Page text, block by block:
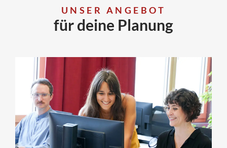
UNSER ANGEBOT
für deine Planung